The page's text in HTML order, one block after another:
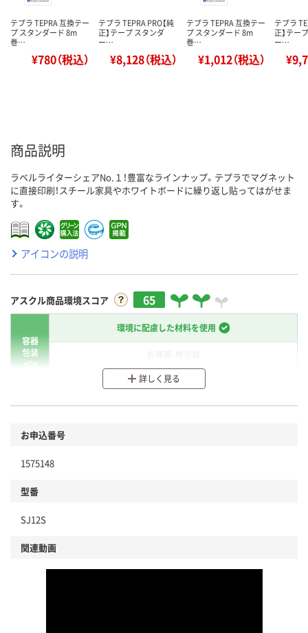
テプラ TEPRA 互換テー
プ スタンダード 8m
巻…
¥780（税込）
テプラ TEPRA PRO【純
正】テープ スタンダ
ー…
¥8,128（税込）
テプラ TEPRA 互換テー
プ スタンダード 8m
巻…
¥1,012（税込）
テプラ
正】テー
ー…
商品説明
ラベルライターシェアNo.１！豊富なラインナップ。テプラでマグネット
に直接印刷！スチール家具やホワイトボードに繰り返し貼ってはがせま
す。
アイコンの説明
アスクル商品環境スコア 65
容器
包装
環境に配慮した材料を使用
分別・リサイクルしやすい設計
商品
本体
仕組
詳しく見る
お申込番号
1575148
型番
SJ12S
関連動画